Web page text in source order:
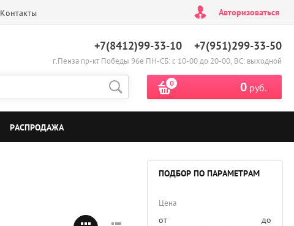
Контакты Авторизоваться
+7(8412)99-33-10 +7(951)299-33-50
г.Пенза пр-кт Победы 96е ПН-СБ: с 10-00 до 20-00, ВС: выходной
0 0 руб.
РАСПРОДАЖА
ПОДБОР ПО ПАРАМЕТРАМ
Цена
от до